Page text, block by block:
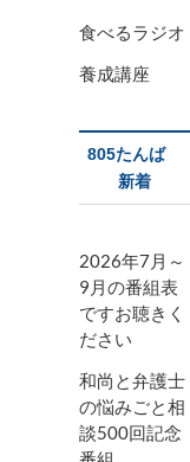
食べるラジオ
養成講座
805たんば
新着
2026年7月～
9月の番組表
ですお聴きく
ださい
和尚と弁護士
の悩みごと相
談500回記念